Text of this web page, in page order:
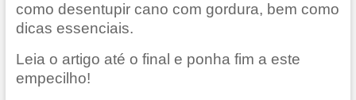
como desentupir cano com gordura, bem como
dicas essenciais.
Leia o artigo até o final e ponha fim a este
empecilho!